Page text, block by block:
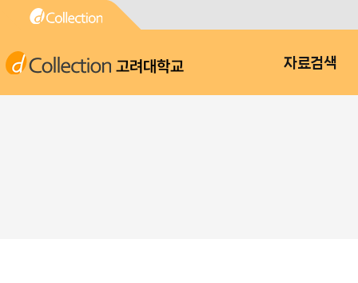
고려대학교 자료검색